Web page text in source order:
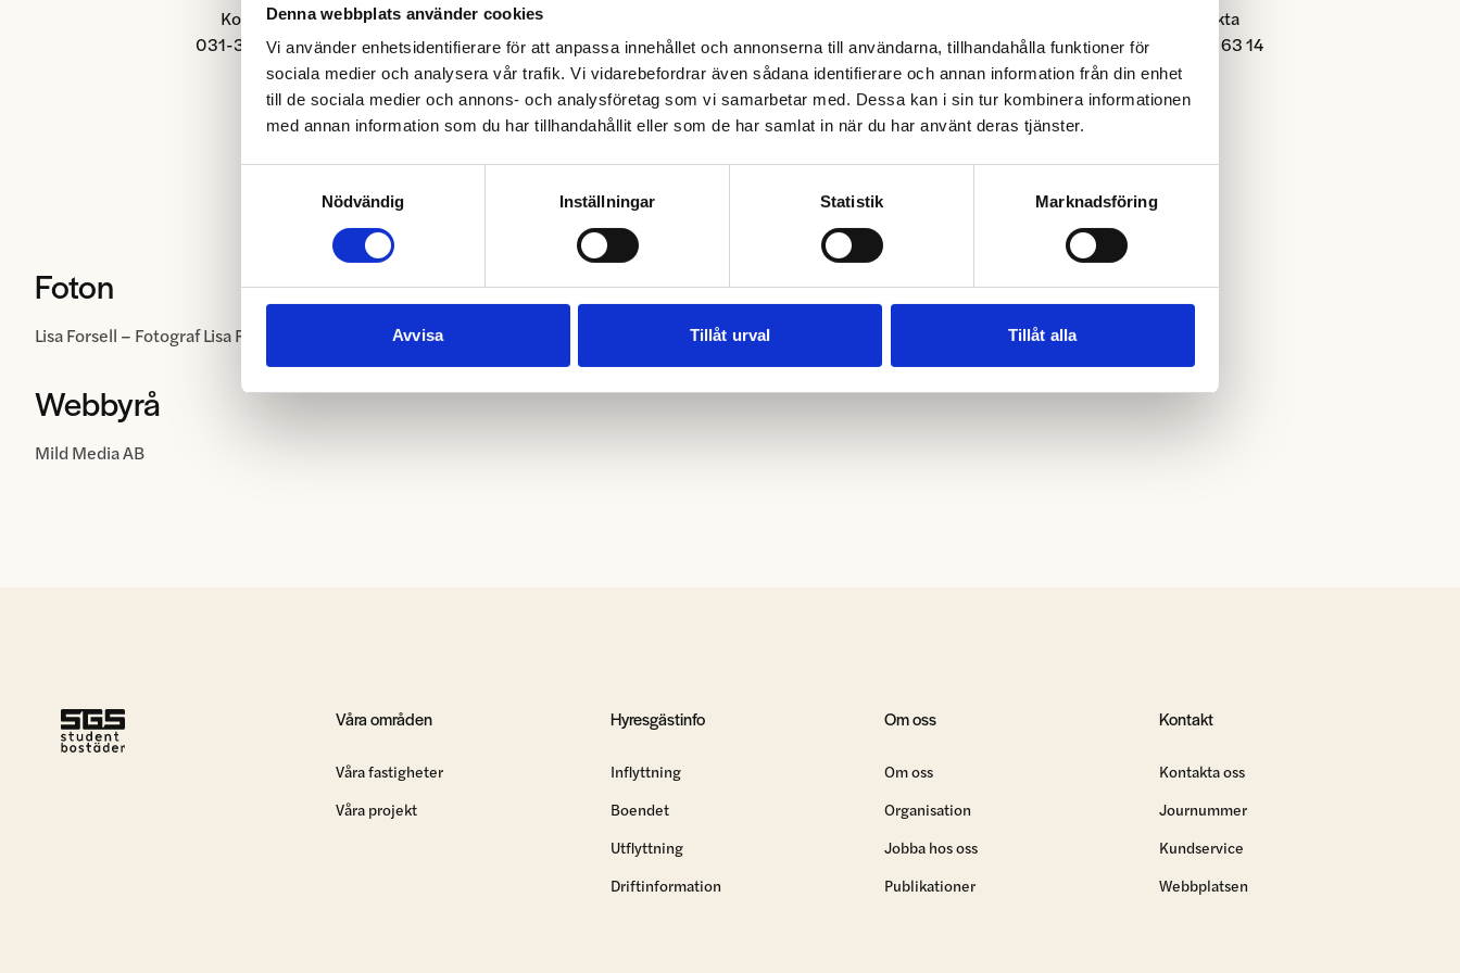
Denna webbplats använder cookies
Vi använder enhetsidentifierare för att anpassa innehållet och annonserna till användarna, tillhandahålla funktioner för
sociala medier och analysera vår trafik. Vi vidarebefordrar även sådana identifierare och annan information från din enhet
till de sociala medier och annons- och analysföretag som vi samarbetar med. Dessa kan i sin tur kombinera informationen
med annan information som du har tillhandahållit eller som de har samlat in när du har använt deras tjänster.
Nödvändig
Inställningar Statistik Marknadsföring
Avvisa Tillåt urval Tillåt alla
Kontakta
031-333 64 54
031-333 63 18
Kontakta
031-333 63 14
Foton
Lisa Forsell – Fotograf Lisa Forsell & Lisa Barryd
Webbyrå
Mild Media AB
Våra områden
Våra fastigheter
Våra projekt
Hyresgästinfo
Inflyttning
Boendet
Utflyttning
Driftinformation
Om oss
Om oss
Organisation
Jobba hos oss
Publikationer
Kontakt
Kontakta oss
Journummer
Kundservice
Webbplatsen